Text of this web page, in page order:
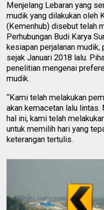
Menjelang Lebaran yang
mudik yang dilakukan oleh
(Kemenhub) disebut telah
Perhubungan Budi Karya
kesiapan perjalanan
sejak Januari 2018 lalu.
penelitian mengenai
mudik.
“Kami telah melakukan
akan kemacetan lalu
hal ini, kami telah
untuk memilih hari yang
keterangan tertulis.